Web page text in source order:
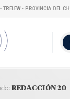
TRELEW - PROVINCIA DEL
REDACCIÓN 20